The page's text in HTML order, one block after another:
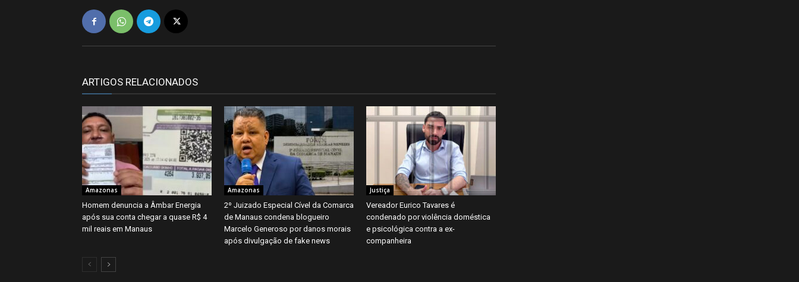
ARTIGOS RELACIONADOS
Amazonas
Homem denuncia a Âmbar Energia
após sua conta chegar a quase R$ 4
mil reais em Manaus
Amazonas
2º Juizado Especial Cível da Comarca
de Manaus condena blogueiro
Marcelo Generoso por danos morais
após divulgação de fake news
Justiça
Vereador Eurico Tavares é
condenado por violência doméstica
e psicológica contra a ex-
companheira